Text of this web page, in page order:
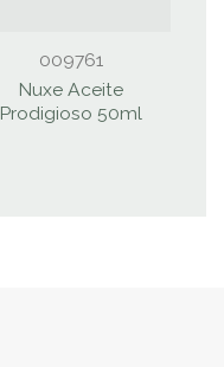
009761
Nuxe Aceite
Prodigioso 50ml